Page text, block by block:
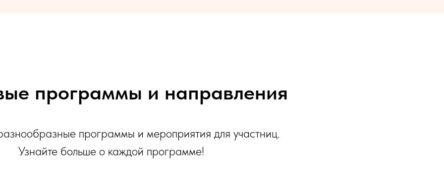
программы и направления
программы и мероприятия для участниц.
Узнайте больше о каждой программе!